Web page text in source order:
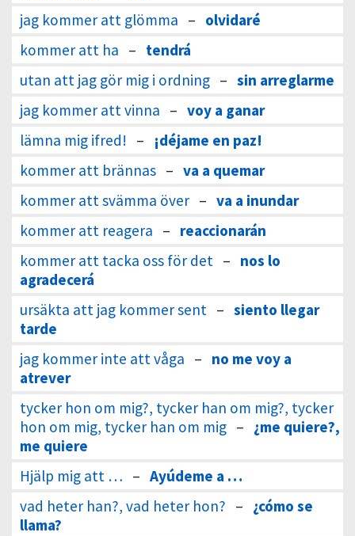
jag kommer att glömma – olvidaré
kommer att ha – tendrá
utan att jag gör mig i ordning – sin arreglarme
jag kommer att vinna – voy a ganar
lämna mig ifred! –
¡déjame en paz!
kommer att brännas – va a quemar
kommer att svämma över – va a inundar
kommer att reagera – reaccionarán
kommer att tacka oss för det – nos lo
agradecerá
ursäkta att jag kommer sent – siento llegar
tarde
jag kommer inte att våga – no me voy a
atrever
tycker hon om mig?, tycker han om mig?, tycker
hon om mig, tycker han om mig – ¿me quiere?,
me quiere
Hjälp mig att … – Ayúdeme a …
vad heter han?, vad heter hon? – ¿cómo se
llama?